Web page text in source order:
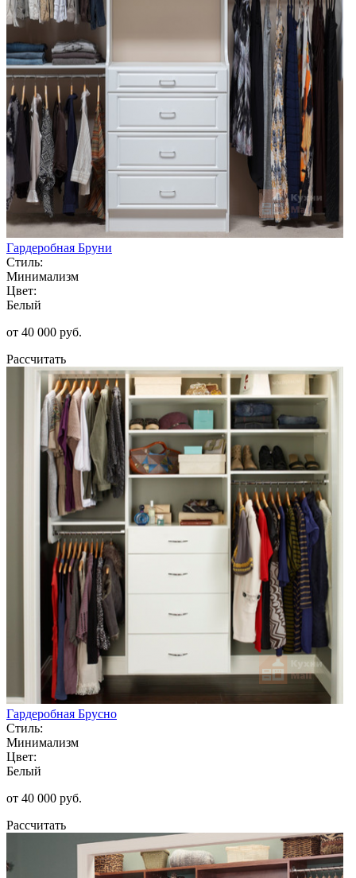
Гардеробная Бруни
Стиль:
Минимализм
Цвет:
Белый
от 40 000 руб.
Рассчитать
Гардеробная Брусно
Стиль:
Минимализм
Цвет:
Белый
от 40 000 руб.
Рассчитать